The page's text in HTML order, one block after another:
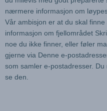
nærmere informasjon om
Vår ambisjon er at du skal
informasjon om fjellområdet
noe du ikke finner, eller føler
gjerne via Denne e-
som samler e-postadresser.
se den.